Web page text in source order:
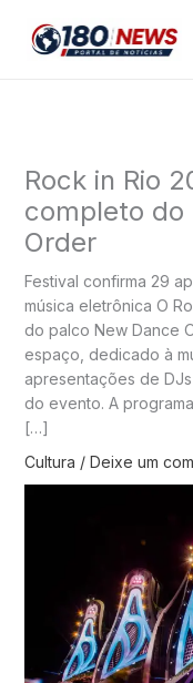
para
Rock in Rio
completo do
Order
Festival confirma 29
música eletrônica O
do palco New Dance
espaço, dedicado à
apresentações de
do evento. A
[…]
Cultura / Deixe um